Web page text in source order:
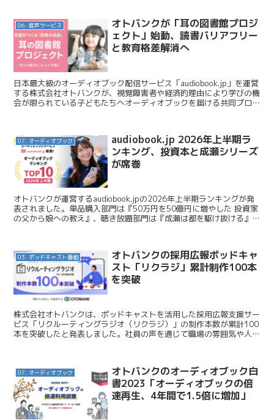
06. 音声サービス
オトバンクが「耳の図書館プロジ
ェクト」始動、読書バリアフリー
と教育格差解消へ
日本最大級のオーディオブック配信サービス「audiobook.jp」を運営
する株式会社オトバンクが、視覚障害者や経済的理由により学びの機
会が限られている子どもたちへオーディオブックを届ける共同プロジ
07. オーディオブック
audiobook.jp 2026年上半期ラ
ンキング、投資本と成瀬シリーズ
が席巻
オトバンクが運営するaudiobook.jpの2026年上半期ランキングが発
表されました。単品購入部門は『50万円を50億円に増やした 投資家
の父から娘への教え』、聴き放題部門は『成瀬は都を駆け抜ける』が
03. ポッドキャスト番組
オトバンクの採用広報ポッドキャ
スト「リクラジ」累計制作100本
を突破
株式会社オトバンクは、ポッドキャストを活用した採用広報支援サー
ビス「リクルーティングラジオ（リクラジ）」の制作本数が累計100
本を突破したと発表しました。社員の声を通じて職場の雰囲気や人柄
07. オーディオブック
オトバンクのオーディオブック白
書2023「オーディオブックの倍
速再生、4年間で1.5倍に増加」